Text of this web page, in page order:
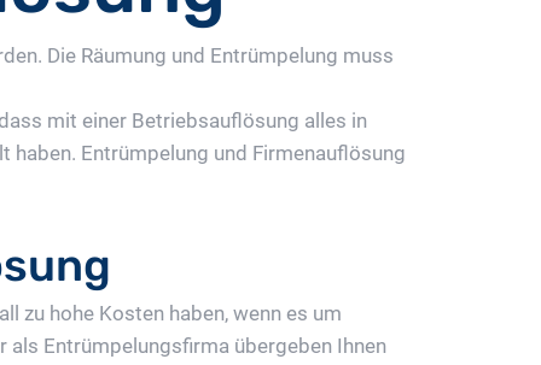
Die Räumung und Entrümpelung muss
mit einer Betriebsauflösung alles in
Entrümpelung und Firmenauflösung
zu hohe Kosten haben, wenn es um
als Entrümpelungsfirma übergeben Ihnen